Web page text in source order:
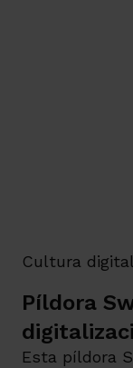
Cultura digital
Píldora
Esta píldora